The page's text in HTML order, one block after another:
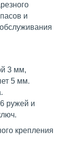
и
3 мм,
5 мм.
ружей и
крепления